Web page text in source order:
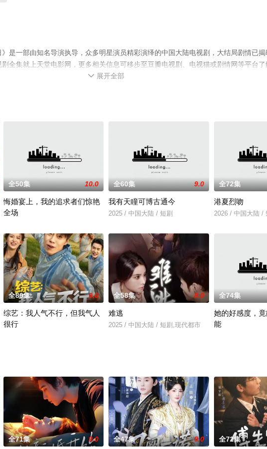
是一部由知名导演执导，众多明星演员精彩演绎的中国大陆电视剧，大结局剧情已
全集就上天堂电影网，更多相关信息可移步至豆瓣电视剧、电视猫或剧情网等平台了
 展开全部
全50集 10.0
悔婚宴上，我的追求者们惊艳
全场
全60集 9.0
我有天瞳可博古通今
2025 / 中国大陆 / 短剧
全72集
港夏烈吻
2026 / 中国大陆 /
全80集 9.0
综艺：我人气不行，但我气人
很行
全58集 8.0
难逃
2025 / 中国大陆 / 短剧,现代都市
全74集
她的好感度，
能
全71集 9.0 全47集 9.0 全72集